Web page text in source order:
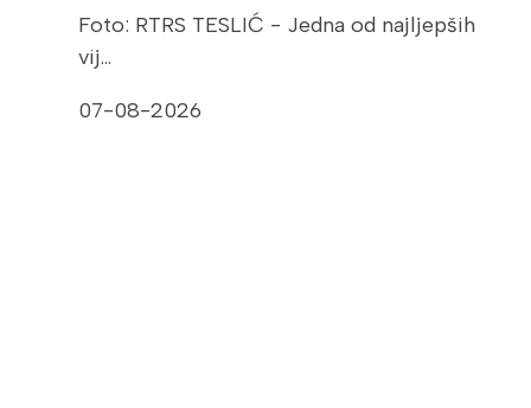
Foto: RTRS TESLIĆ - Jedna od najljepših
vij…
07-08-2026